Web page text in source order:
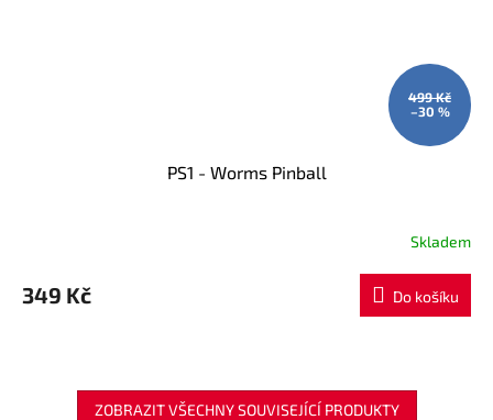
499 Kč
–30 %
PS1 - Worms Pinball
Skladem
349 Kč Do košíku
ZOBRAZIT VŠECHNY SOUVISEJÍCÍ PRODUKTY